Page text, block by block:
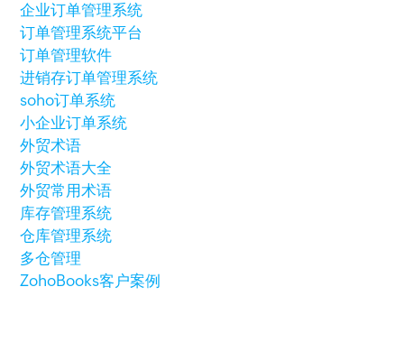
企业订单管理系统
订单管理系统平台
订单管理软件
进销存订单管理系统
soho订单系统
小企业订单系统
外贸术语
外贸术语大全
外贸常用术语
库存管理系统
仓库管理系统
多仓管理
ZohoBooks客户案例